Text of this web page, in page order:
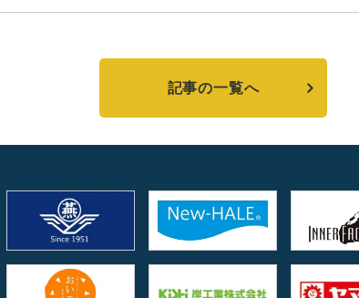
記事の一覧へ